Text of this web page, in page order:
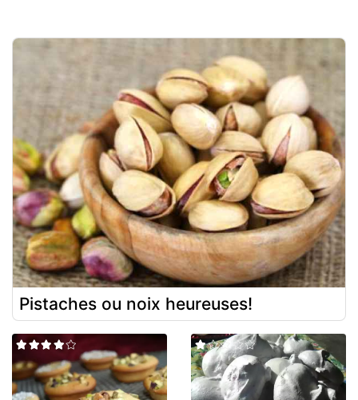
Pistaches ou noix heureuses!